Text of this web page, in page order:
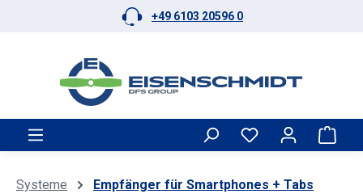
Zum Hauptinhalt springen+49 6103 20596 0
Systeme Empfänger für Smartphones + Tabs